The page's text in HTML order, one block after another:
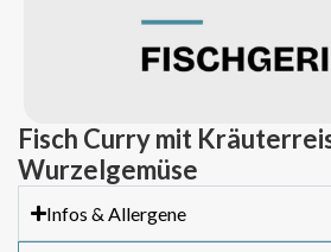
Fisch Curry mit
Wurzelgemüse
Infos & Allergene